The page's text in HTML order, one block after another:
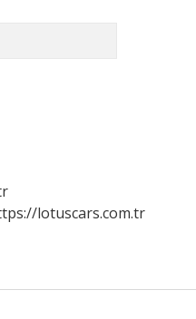
lotuscars.com.tr